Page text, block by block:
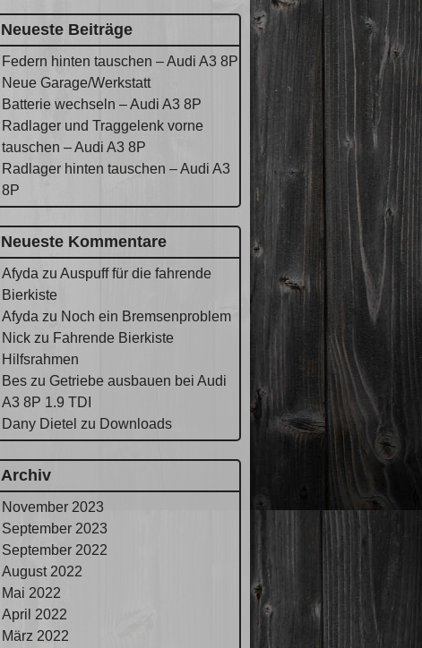
Neueste Beiträge
Federn hinten tauschen – Audi A3 8P
Neue Garage/Werkstatt
Batterie wechseln – Audi A3 8P
Radlager und Traggelenk vorne
tauschen – Audi A3 8P
Radlager hinten tauschen – Audi A3
8P
Neueste Kommentare
Afyda zu Auspuff für die fahrende
Bierkiste
Afyda zu Noch ein Bremsenproblem
Nick zu Fahrende Bierkiste
Hilfsrahmen
Bes zu Getriebe ausbauen bei Audi
A3 8P 1.9 TDI
Dany Dietel zu Downloads
Archiv
November 2023
September 2023
September 2022
August 2022
Mai 2022
April 2022
März 2022